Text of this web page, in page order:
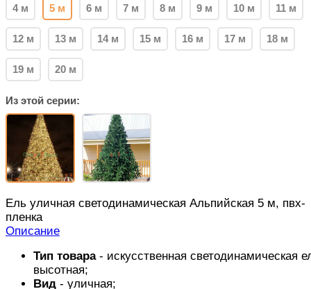
4 м 5 м 6 м 7 м 8 м 9 м 10 м 11 м
12 м 13 м 14 м 15 м 16 м 17 м 18 м
19 м 20 м
Из этой серии:
Ель уличная светодинамическая Альпийская 5 м, пвх-
пленка
Описание
Тип товара- искусственная светодинамическая
высотная;
Вид - уличная;